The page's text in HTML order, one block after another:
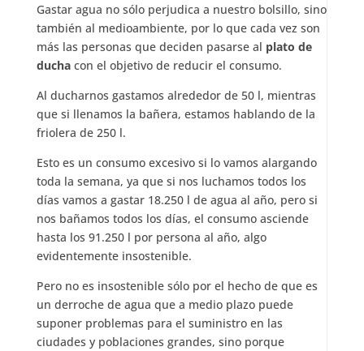
Gastar agua no sólo perjudica a nuestro bolsillo, sino
también al medioambiente, por lo que cada vez son
más las personas que deciden pasarse al plato de
duchacon el objetivo de reducir el consumo.
Al ducharnos gastamos alrededor de 50 l, mientras
que si llenamos la bañera, estamos hablando de la
friolera de 250 l.
Esto es un consumo excesivo si lo vamos alargando
toda la semana, ya que si nos luchamos todos los
días vamos a gastar 18.250 l de agua al año, pero si
nos bañamos todos los días, el consumo asciende
hasta los 91.250 l por persona al año, algo
evidentemente insostenible.
Pero no es insostenible sólo por el hecho de que es
un derroche de agua que a medio plazo puede
suponer problemas para el suministro en las
ciudades y poblaciones grandes, sino porque